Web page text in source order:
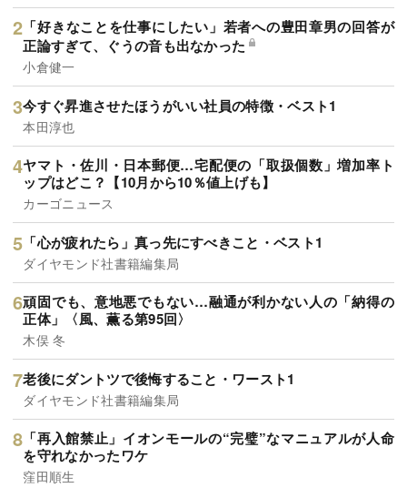
「好きなことを仕事にしたい」若者への豊田章男の回答が
正論すぎて、ぐうの音も出なかった
小倉健一
今すぐ昇進させたほうがいい社員の特徴・ベスト1
本田淳也
ヤマト・佐川・日本郵便…宅配便の「取扱個数」増加率ト
ップはどこ？【10月から10％値上げも】
カーゴニュース
「心が疲れたら」真っ先にすべきこと・ベスト1
ダイヤモンド社書籍編集局
頑固でも、意地悪でもない…融通が利かない人の「納得の
正体」〈風、薫る第95回〉
木俣 冬
老後にダントツで後悔すること・ワースト1
ダイヤモンド社書籍編集局
「再入館禁止」イオンモールの“完璧”なマニュアルが人命
を守れなかったワケ
窪田順生